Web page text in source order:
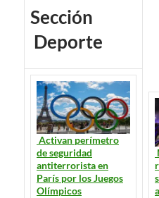
Deporte
Activan perímetro
de seguridad
antiterrorista en
París por los Juegos
Olímpicos